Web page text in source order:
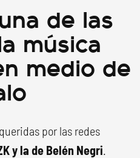
de las
música
medio de
por las redes
y la de Belén Negri.